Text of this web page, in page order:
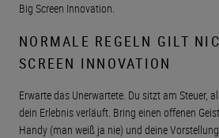
Big Screen Innovation.
NORMALE REGELN GILT
SCREEN INNOVATION
Erwarte das Unerwartete. Du sitzt am Steuer,
dein Erlebnis verläuft. Bring einen offenen
Handy (man weiß ja nie) und deine